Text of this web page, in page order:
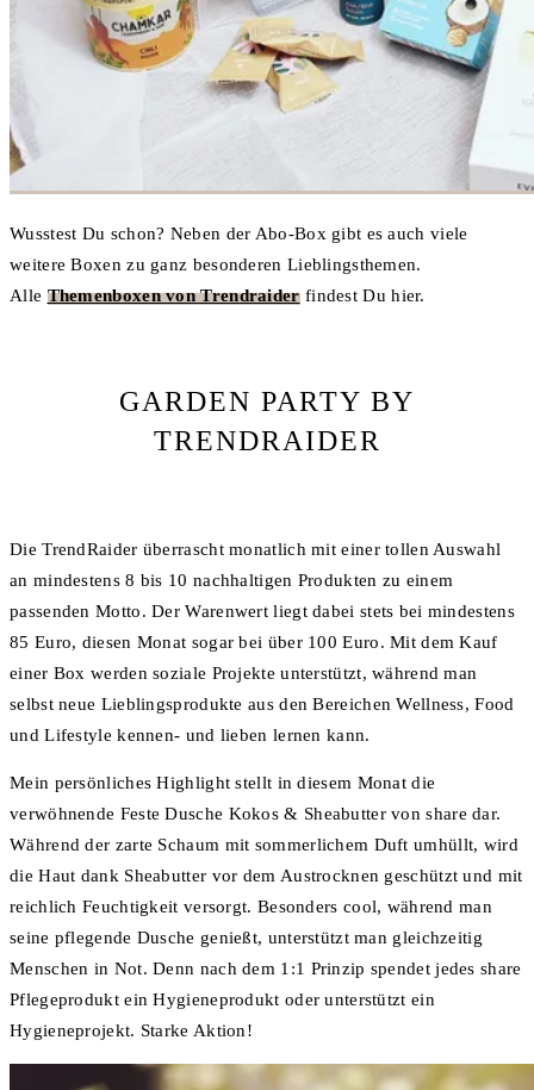
Wusstest Du schon? Neben der Abo-Box gibt es auch viele
weitere Boxen zu ganz besonderen Lieblingsthemen.
Alle Themenboxen von Trendraiderfindest Du hier.
GARDEN PARTY BY
TRENDRAIDER
Die TrendRaider überrascht monatlich mit einer tollen Auswahl
an mindestens 8 bis 10 nachhaltigen Produkten zu einem
passenden Motto. Der Warenwert liegt dabei stets bei mindestens
85 Euro, diesen Monat sogar bei über 100 Euro. Mit dem Kauf
einer Box werden soziale Projekte unterstützt, während man
selbst neue Lieblingsprodukte aus den Bereichen Wellness, Food
und Lifestyle kennen- und lieben lernen kann.
Mein persönliches Highlight stellt in diesem Monat die
verwöhnende Feste Dusche Kokos & Sheabutter von share dar.
Während der zarte Schaum mit sommerlichem Duft umhüllt, wird
die Haut dank Sheabutter vor dem Austrocknen geschützt und mit
reichlich Feuchtigkeit versorgt. Besonders cool, während man
seine pflegende Dusche genießt, unterstützt man gleichzeitig
Menschen in Not. Denn nach dem 1:1 Prinzip spendet jedes share
Pflegeprodukt ein Hygieneprodukt oder unterstützt ein
Hygieneprojekt. Starke Aktion!